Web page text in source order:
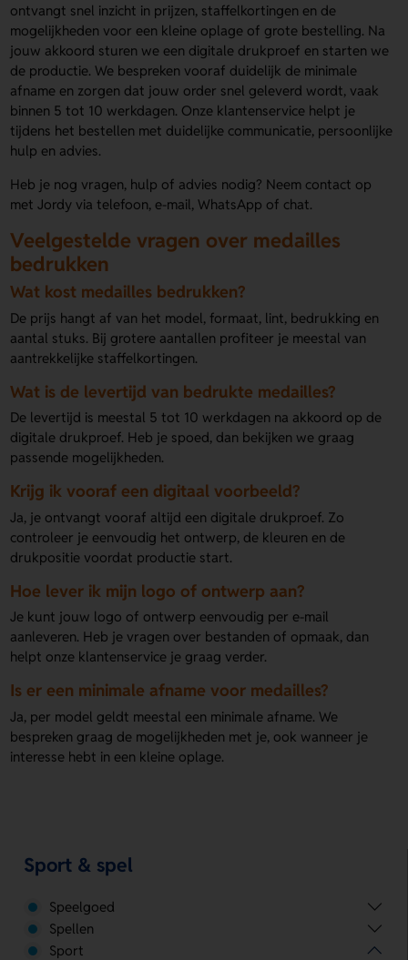
ontvangt snel inzicht in prijzen, staffelkortingen en de
mogelijkheden voor een kleine oplage of grote bestelling. Na
jouw akkoord sturen we een digitale drukproef en starten we
de productie. We bespreken vooraf duidelijk de minimale
afname en zorgen dat jouw order snel geleverd wordt, vaak
binnen 5 tot 10 werkdagen. Onze klantenservice helpt je
tijdens het bestellen met duidelijke communicatie, persoonlijke
hulp en advies.
Heb je nog vragen, hulp of advies nodig? Neem contact op
met Jordy via telefoon, e-mail, WhatsApp of chat.
Veelgestelde vragen over medailles
bedrukken
Wat kost medailles bedrukken?
De prijs hangt af van het model, formaat, lint, bedrukking en
aantal stuks. Bij grotere aantallen profiteer je meestal van
aantrekkelijke staffelkortingen.
Wat is de levertijd van bedrukte medailles?
De levertijd is meestal 5 tot 10 werkdagen na akkoord op de
digitale drukproef. Heb je spoed, dan bekijken we graag
passende mogelijkheden.
Krijg ik vooraf een digitaal voorbeeld?
Ja, je ontvangt vooraf altijd een digitale drukproef. Zo
controleer je eenvoudig het ontwerp, de kleuren en de
drukpositie voordat productie start.
Hoe lever ik mijn logo of ontwerp aan?
Je kunt jouw logo of ontwerp eenvoudig per e-mail
aanleveren. Heb je vragen over bestanden of opmaak, dan
helpt onze klantenservice je graag verder.
Is er een minimale afname voor medailles?
Ja, per model geldt meestal een minimale afname. We
bespreken graag de mogelijkheden met je, ook wanneer je
interesse hebt in een kleine oplage.
Sport & spel
Speelgoed
Spellen
Sport